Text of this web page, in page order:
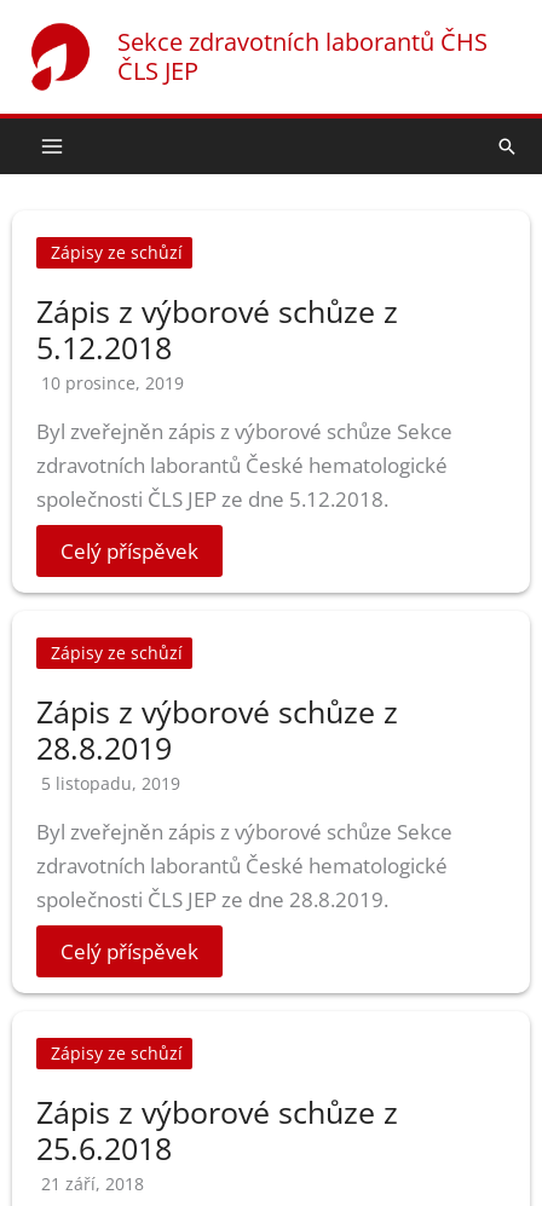
obsah
Sekce zdravotních laborantů ČHS
ČLS JEP
Zápisy ze schůzí
Zápis z výborové schůze z
5.12.2018
10 prosince, 2019
Byl zveřejněn zápis z výborové schůze Sekce
zdravotních laborantů České hematologické
společnosti ČLS JEP ze dne 5.12.2018.
Celý příspěvek
Zápisy ze schůzí
Zápis z výborové schůze z
28.8.2019
5 listopadu, 2019
Byl zveřejněn zápis z výborové schůze Sekce
zdravotních laborantů České hematologické
společnosti ČLS JEP ze dne 28.8.2019.
Celý příspěvek
Zápisy ze schůzí
Zápis z výborové schůze z
25.6.2018
21 září, 2018